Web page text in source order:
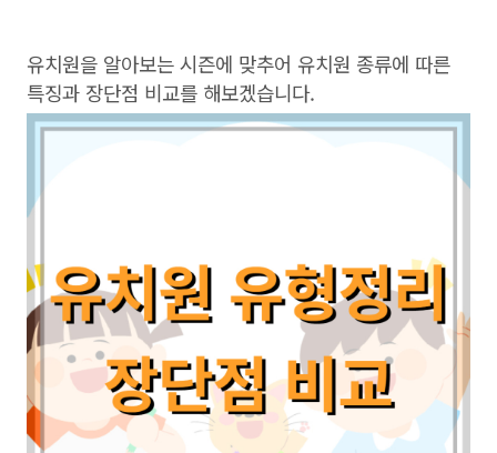
유치원을 알아보는 시즌에 맞추어 유치원 종류에 따른
특징과 장단점 비교를 해보겠습니다.